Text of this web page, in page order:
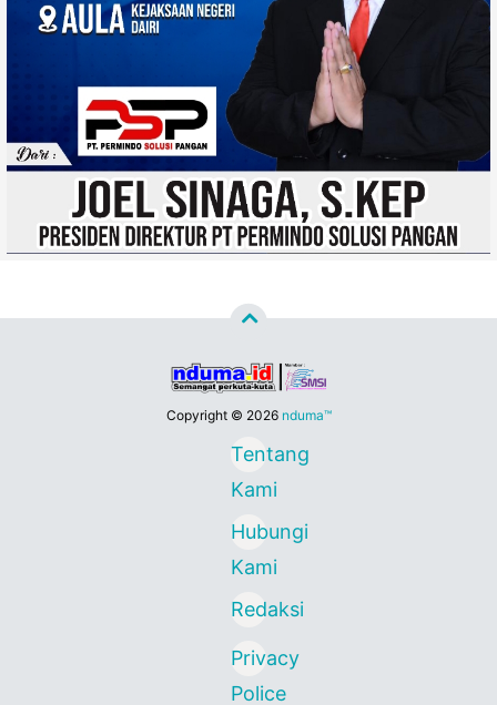
Copyright © 2026 nduma™
Tentang
Kami
Hubungi
Kami
Redaksi
Privacy
Police